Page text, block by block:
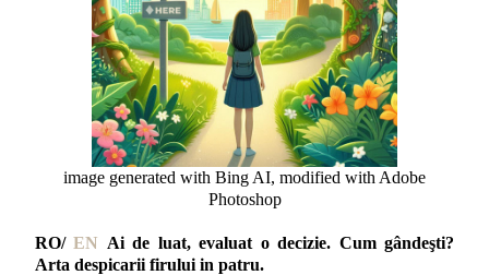
image generated with Bing AI, modified with Adobe
Photoshop
RO/EN Ai de luat, evaluat o decizie. Cum gândeşti?
Arta despicarii firului in patru.